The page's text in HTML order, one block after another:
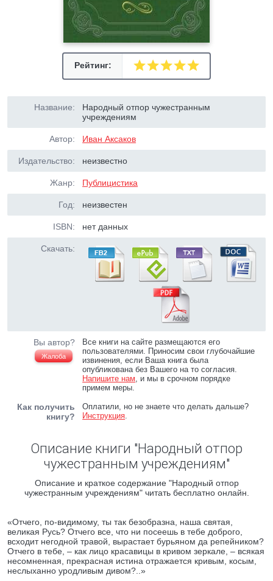
Рейтинг:
Название:
Народный отпор чужестранным
учреждениям
Автор: Иван Аксаков
Издательство: неизвестно
Жанр: Публицистика
Год: неизвестен
ISBN: нет данных
Скачать:
Вы автор?
Жалоба
Все книги на сайте размещаются его
пользователями. Приносим свои глубочайшие
извинения, если Ваша книга была
опубликована без Вашего на то согласия.
Напишите нам, и мы в срочном порядке
примем меры.
Как получить
книгу?
Оплатили, но не знаете что делать дальше?
Инструкция.
Описание книги "Народный отпор
чужестранным учреждениям"
Описание и краткое содержание "Народный отпор
чужестранным учреждениям" читать бесплатно онлайн.
«Отчего, по-видимому, ты так безобразна, наша святая,
великая Русь? Отчего все, что ни посеешь в тебе доброго,
всходит негодной травой, вырастает бурьяном да репейником?
Отчего в тебе, – как лицо красавицы в кривом зеркале, – всякая
несомненная, прекрасная истина отражается кривым, косым,
неслыханно уродливым дивом?..»